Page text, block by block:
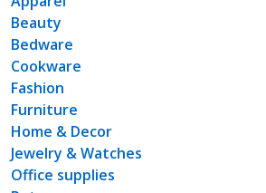
Beauty
Bedware
Cookware
Fashion
Furniture
Home & Decor
Jewelry & Watches
Office supplies